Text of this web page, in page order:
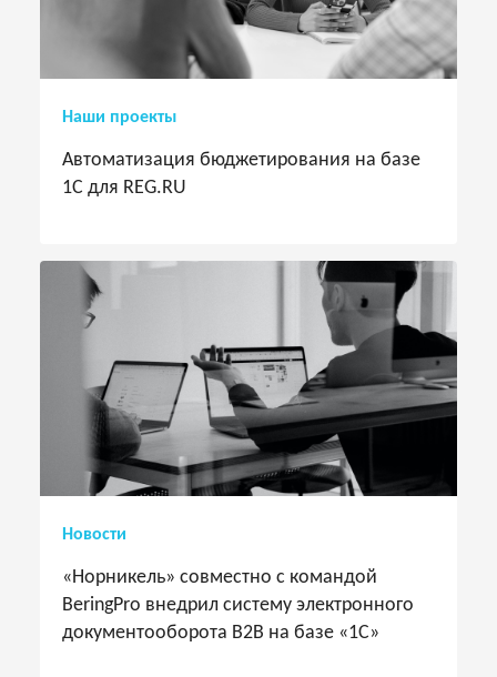
Наши проекты
Автоматизация бюджетирования на базе
1С для REG.RU
Новости
«Норникель» совместно с командой
BeringPro внедрил систему электронного
документооборота B2B на базе «1С»